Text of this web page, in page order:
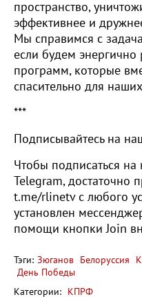
пространство,
эффективнее и
Мы справимся с
если будем энергично
программ, которые
спасительно для
***
Подписывайтесь на
Чтобы подписаться
Telegram, достаточно
t.me/rlinetv с любого
установлен
помощи кнопки Join
Тэги: Зюганов Белоруссия
День Победы
Категории: КПРФ